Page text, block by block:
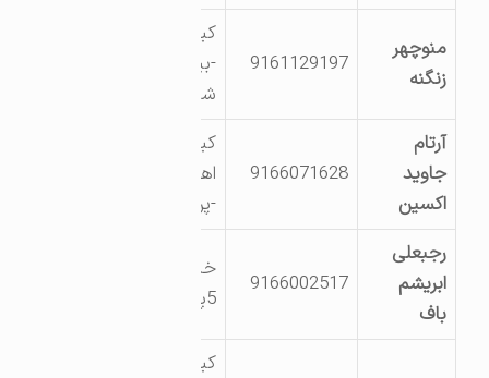
منوچهر
زنگنه
9161129197
-بین حاج منعم و
شلیلی
آرتام
جاوید
اکسین
9166071628
اهواز -شهرک زراعی
-پروژه داریون 3
رجبعلی
ابریشم
9166002517
خیابان صنعت